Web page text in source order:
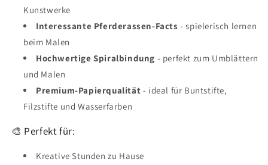
Kunstwerke
Interessante Pferderassen-Facts - spielerisch lernen
beim Malen
Hochwertige Spiralbindung - perfekt zum Umblättern
und Malen
Premium-Papierqualität - ideal für Buntstifte,
Filzstifte und Wasserfarben
🎨 Perfekt für:
Kreative Stunden zu Hause